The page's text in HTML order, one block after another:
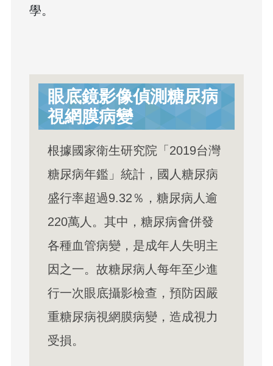
學。
眼底鏡影像偵測糖尿病
視網膜病變
根據國家衛生研究院「2019台灣
糖尿病年鑑」統計，國人糖尿病
盛行率超過9.32％，糖尿病人逾
220萬人。其中，糖尿病會併發
各種血管病變，是成年人失明主
因之一。故糖尿病人每年至少進
行一次眼底攝影檢查，預防因嚴
重糖尿病視網膜病變，造成視力
受損。